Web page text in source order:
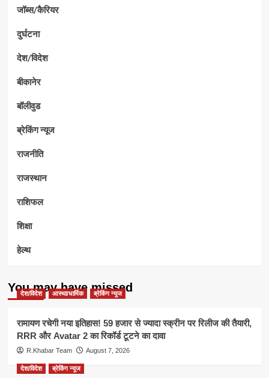
जॉब्स/कैरियर
दुर्घटना
देश/विदेश
बीकानेर
बॉलीवुड
ब्रेकिंग न्यूज
राजनीति
राजस्थान
राशिफल
शिक्षा
हेल्थ
You may have missed
देश/विदेश आस्था/धार्मिक ब्रेकिंग न्यूज
रामायण रचेगी नया इतिहास! 59 हजार से ज्यादा स्क्रीन पर रिलीज की तैयारी,
RRR और Avatar 2 का रिकॉर्ड टूटने का दावा
R.Khabar Team August 7, 2026
देश/विदेश ब्रेकिंग न्यूज